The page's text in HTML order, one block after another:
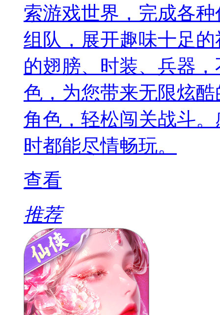
索游戏世界，完成各
组队，展开趣味十足
的翅膀、时装、兵器
色，为您带来无限炫
角色，轻松闯关战斗
时都能尽情畅玩。
查看
推荐